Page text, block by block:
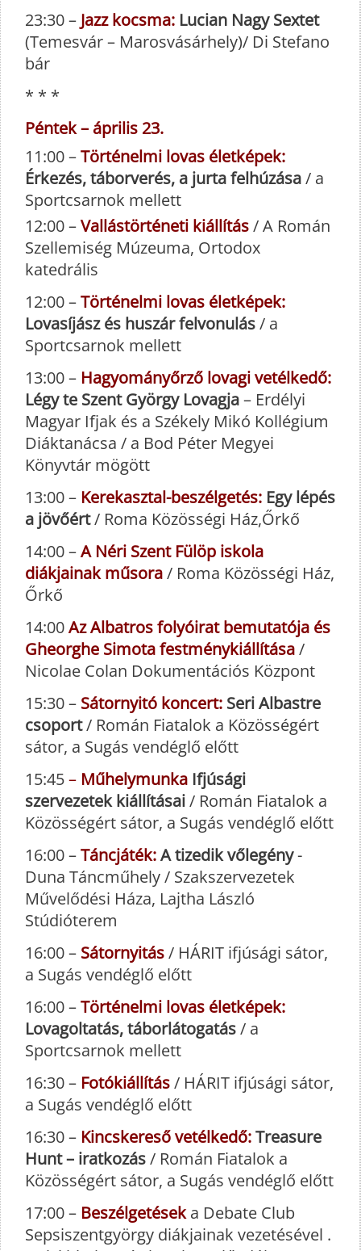
23:30 – Jazz kocsma: Lucian Nagy Sextet
(Temesvár – Marosvásárhely)/ Di Stefano
bár
* * *
Péntek – április 23.
11:00 –Történelmi lovas életképek:
Érkezés, táborverés, a jurta felhúzása/ a
Sportcsarnok mellett
12:00 –Vallástörténeti kiállítás/ A Román
Szellemiség Múzeuma, Ortodox
katedrális
12:00 –Történelmi lovas életképek:
Lovasíjász és huszár felvonulás/ a
Sportcsarnok mellett
13:00 – Hagyományőrző lovagi vetélkedő:
Légy te Szent György Lovagja– Erdélyi
Magyar Ifjak és a Székely Mikó Kollégium
Diáktanácsa / a Bod Péter Megyei
Könyvtár mögött
13:00 – Kerekasztal-beszélgetés: Egy lépés
a jövőért/ Roma Közösségi Ház,Őrkő
14:00 –A Néri Szent Fülöp iskola
diákjainak műsora/ Roma Közösségi Ház,
Őrkő
14:00Az Albatros folyóirat bemutatója és
Gheorghe Simota festménykiállítása/
Nicolae Colan Dokumentációs Központ
15:30 – Sátornyitó koncert: Seri Albastre
csoport/ Román Fiatalok a Közösségért
sátor, a Sugás vendéglő előtt
15:45– Műhelymunka Ifjúsági
szervezetek kiállításai/ Román Fiatalok a
Közösségért sátor, a Sugás vendéglő előtt
16:00 –Táncjáték:A tizedik vőlegény-
Duna Táncműhely / Szakszervezetek
Művelődési Háza, Lajtha László
Stúdióterem
16:00 – Sátornyitás/ HÁRIT ifjúsági sátor,
a Sugás vendéglő előtt
16:00 –Történelmi lovas életképek:
Lovagoltatás, táborlátogatás/ a
Sportcsarnok mellett
16:30 – Fotókiállítás/ HÁRIT ifjúsági sátor,
a Sugás vendéglő előtt
16:30 – Kincskereső vetélkedő:Treasure
Hunt – iratkozás/ Román Fiatalok a
Közösségért sátor, a Sugás vendéglő előtt
17:00 – Beszélgetéseka Debate Club
Sepsiszentgyörgy diákjainak vezetésével .